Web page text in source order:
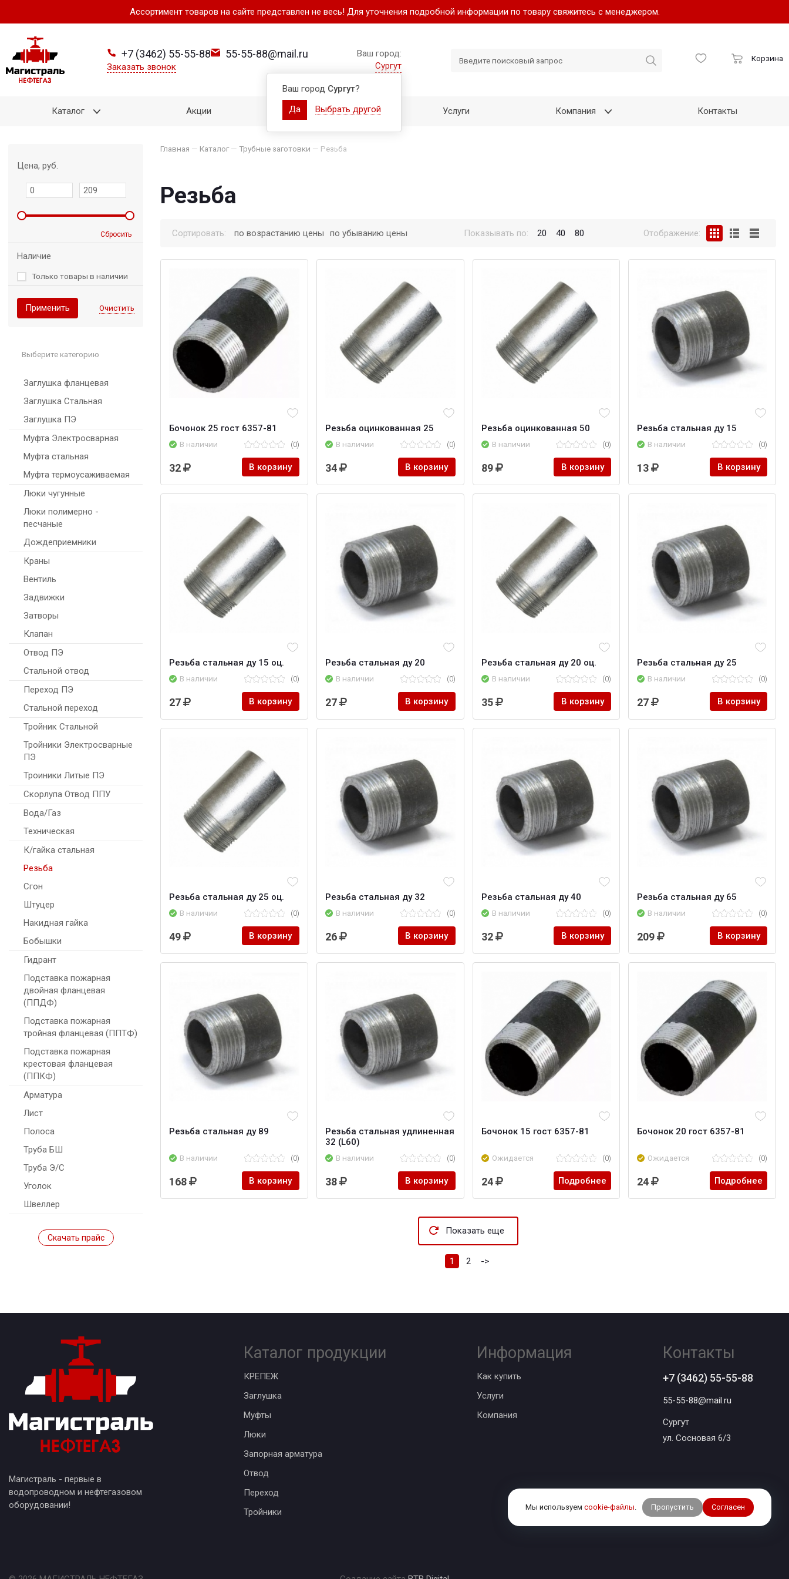
Ассортимент товаров на сайте представлен не весь! Для уточнения подробной информации по товару свяжитесь с менеджером.
+7 (3462) 55-55-88
Заказать звонок
55-55-88@mail.ru
Ваш город:
Сургут
Ваш город Сургут?
Да
Выбрать другой
Корзина
Каталог Акции Как купить Услуги Компания Контакты
Выберите категорию
Заглушка фланцевая
Заглушка Стальная
Заглушка ПЭ
Муфта Электросварная
Муфта стальная
Муфта термоусаживаемая
Люки чугунные
Люки полимерно -
песчаные
Дождеприемники
Краны
Вентиль
Задвижки
Затворы
Клапан
Отвод ПЭ
Стальной отвод
Переход ПЭ
Стальной переход
Тройник Стальной
Тройники Электросварные
ПЭ
Троиники Литые ПЭ
Скорлупа Отвод ППУ
Вода/Газ
Техническая
К/гайка стальная
Резьба
Сгон
Штуцер
Накидная гайка
Бобышки
Гидрант
Подставка пожарная
двойная фланцевая
(ППДФ)
Подставка пожарная
тройная фланцевая (ППТФ)
Подставка пожарная
крестовая фланцевая
(ППКФ)
Арматура
Лист
Полоса
Труба БШ
Труба Э/С
Уголок
Швеллер
Цена, руб.
Сбросить
Наличие
Только товары в наличии
Применить Очистить
Скачать прайс
Главная — Каталог — Трубные заготовки — Резьба
Резьба
Сортировать: по возрастанию цены по убыванию цены Показывать по: 20 40 80 Отображение:
Бочонок 25 гост 6357-81
В наличии (0)
32 В корзину
Резьба оцинкованная 25
В наличии (0)
34 В корзину
Резьба оцинкованная 50
В наличии (0)
89 В корзину
Резьба стальная ду 15
В наличии (0)
13 В корзину
Резьба стальная ду 15 оц.
В наличии (0)
27 В корзину
Резьба стальная ду 20
В наличии (0)
27 В корзину
Резьба стальная ду 20 оц.
В наличии (0)
35 В корзину
Резьба стальная ду 25
В наличии (0)
27 В корзину
Резьба стальная ду 25 оц.
В наличии (0)
49 В корзину
Резьба стальная ду 32
В наличии (0)
26 В корзину
Резьба стальная ду 40
В наличии (0)
32 В корзину
Резьба стальная ду 65
В наличии (0)
209 В корзину
Резьба стальная ду 89
В наличии (0)
168 В корзину
Резьба стальная удлиненная
32 (L60)
В наличии (0)
38 В корзину
Бочонок 15 гост 6357-81
Ожидается (0)
24 Подробнее
Бочонок 20 гост 6357-81
Ожидается (0)
24 Подробнее
Показать еще
1 2 ->
Магистраль - первые в
водопроводном и нефтегазовом
оборудовании!
Каталог продукции
КРЕПЕЖ
Заглушка
Муфты
Люки
Запорная арматура
Отвод
Переход
Тройники
Информация
Как купить
Услуги
Компания
Контакты
+7 (3462) 55-55-88
55-55-88@mail.ru
Сургут
ул. Сосновая 6/3
Мы используем cookie-файлы. Пропустить Согласен